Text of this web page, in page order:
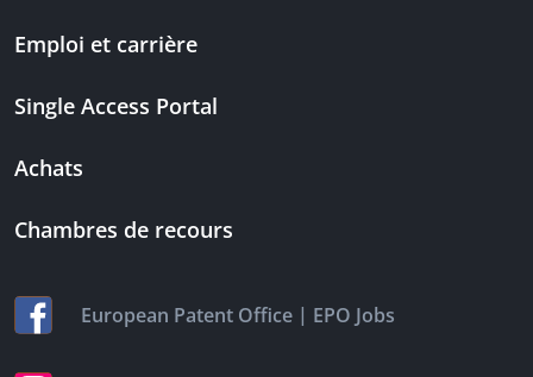
Emploi et carrière
Single Access Portal
Achats
Chambres de recours
European Patent Office | EPO Jobs